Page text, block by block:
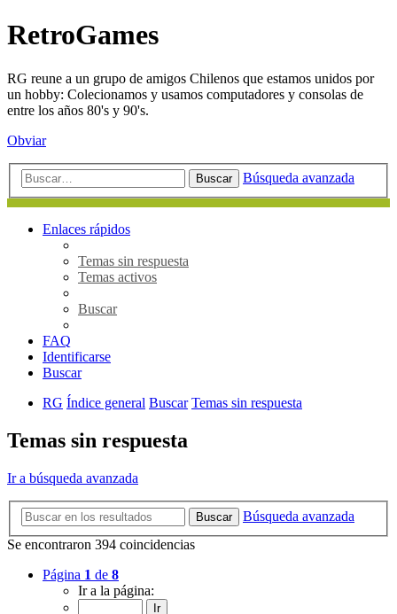
RetroGames
RG reune a un grupo de amigos Chilenos que estamos unidos por
un hobby: Colecionamos y usamos computadores y consolas de
entre los años 80's y 90's.
Obviar
Buscar Búsqueda avanzada
Enlaces rápidos
Temas sin respuesta
Temas activos
Buscar
FAQ
Identificarse
Buscar
RG Índice general Buscar Temas sin respuesta
Temas sin respuesta
Ir a búsqueda avanzada
Buscar
Búsqueda avanzada
Se encontraron 394 coincidencias
Página 1 de 8
Ir a la página: